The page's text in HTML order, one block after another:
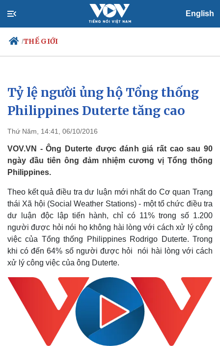
English
/THẾ GIỚI
Chính trị
Đảng
Tổ chức nhân sự
Nhận diện sự thật
Xã hội
Tin 24h
Dự báo thời tiết
Việc làm
Biển đảo
Tỷ lệ người ủng hộ Tổng thống
Philippines Duterte tăng cao
Thứ Năm, 14:41, 06/10/2016
VOV.VN - Ông Duterte được đánh giá rất cao sau 90
ngày đầu tiên ông đảm nhiệm cương vị Tổng thống
Philippines.
Theo kết quả điều tra dư luận mới nhất do Cơ quan Trạng
thái Xã hội (Social Weather Stations) - một tổ chức điều tra
dư luận độc lập tiến hành, chỉ có 11% trong số 1.200
người được hỏi nói họ không hài lòng với cách xử lý công
việc của Tổng thống Philippines Rodrigo Duterte. Trong
khi có đến 64% số người được hỏi nói hài lòng với cách
xử lý công việc của ông Duterte.